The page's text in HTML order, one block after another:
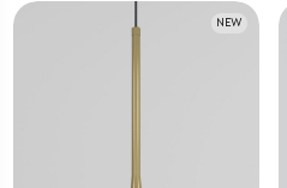
NEW